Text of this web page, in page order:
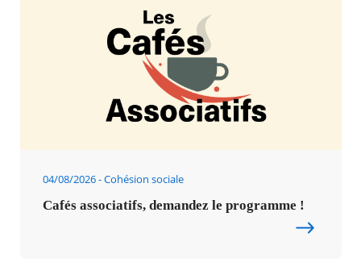
04/08/2026 Cohésion sociale
Cafés associatifs, demandez le programme !